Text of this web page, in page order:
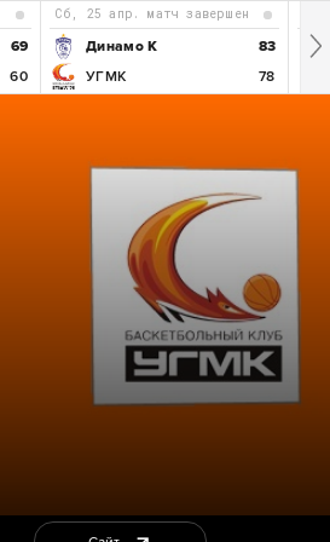
69
60
сб, 25 апр. матч завершен
Динамо К
83
УГМК
78